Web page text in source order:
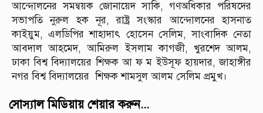
আন্দোলনের সমন্বয়ক জোনায়েদ সাকি, গণঅধিকার পরিষদের
সভাপতি নুরুল হক নূর, রাষ্ট্র সংস্কার আন্দোলনের হাসনাত
কাইয়ুম, এলডিপির শাহাদাৎ হোসেন সেলিম, সাংবাদিক নেতা
আবদাল আহমেদ, আমিরুল ইসলাম কাগজী, খুরশেদ আলম,
ঢাকা বিশ্ব বিদ্যালয়ের শিক্ষক আ ফ ম ইউসূফ হায়দার, জাহাঙ্গীর
নগর বিশ্ব বিদ্যালয়ের শিক্ষক শামসুল আলম সেলিম প্রমুখ।
সোস্যাল মিডিয়ায় শেয়ার করুন...